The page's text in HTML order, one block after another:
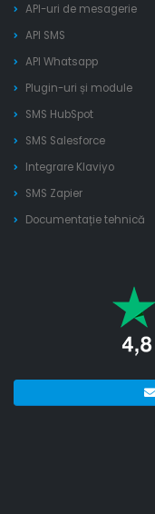
API-uri de mesagerie
API SMS
API Whatsapp
Plugin-uri și module
SMS HubSpot
SMS Salesforce
Integrare Klaviyo
SMS Zapier
Documentație tehnică